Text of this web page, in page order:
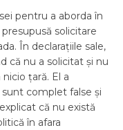
pentru a aborda în
solicitare
În declarațiile sale,
că nu a solicitat și nu
țară. El a
complet false și
că nu există
în afara